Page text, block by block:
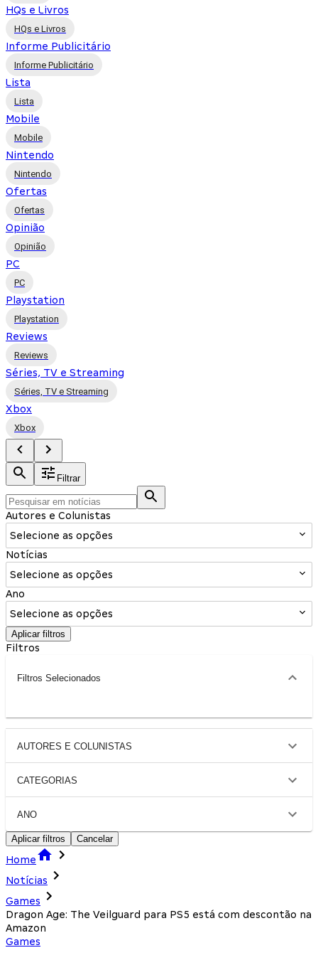
HQs e Livros
HQs e Livros
Informe Publicitário
Informe Publicitário
Lista
Lista
Mobile
Mobile
Nintendo
Nintendo
Ofertas
Ofertas
Opinião
Opinião
PC
PC
Playstation
Playstation
Reviews
Reviews
Séries, TV e Streaming
Séries, TV e Streaming
Xbox
Xbox
Filtrar
Autores e Colunistas
Selecione as opções
Notícias
Selecione as opções
Ano
Selecione as opções
Aplicar filtros
Filtros
Filtros Selecionados
AUTORES E COLUNISTAS
CATEGORIAS
ANO
Aplicar filtros Cancelar
Home
Notícias
Games
Dragon Age: The Veilguard para PS5 está com descontão na
Amazon
Games